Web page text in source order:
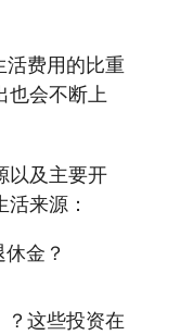
费用的比重
也会不断上
以及主要开
来源：
金？
这些投资在